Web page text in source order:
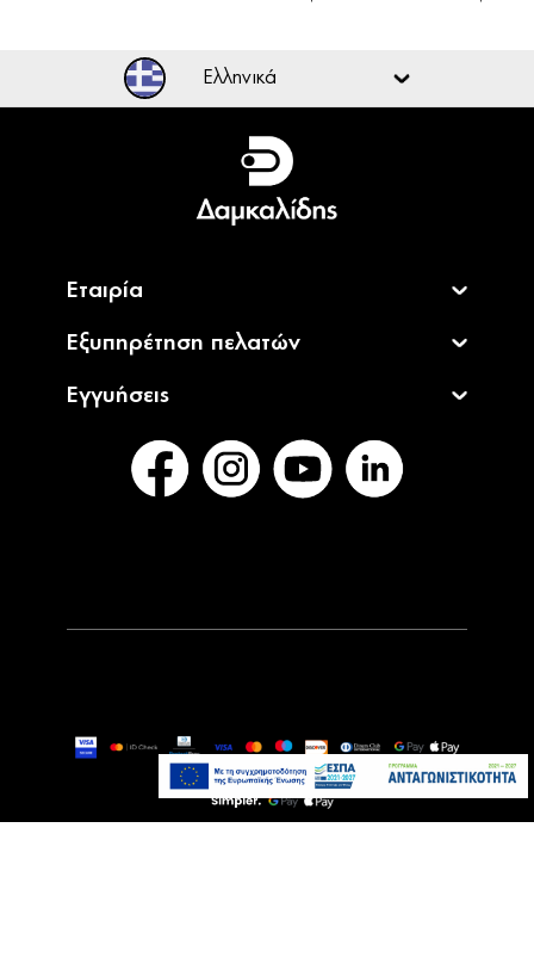
Ελληνικά
Ελληνικά
English
Εταιρία
Εξυπηρέτηση πελατών
Εγγυήσεις